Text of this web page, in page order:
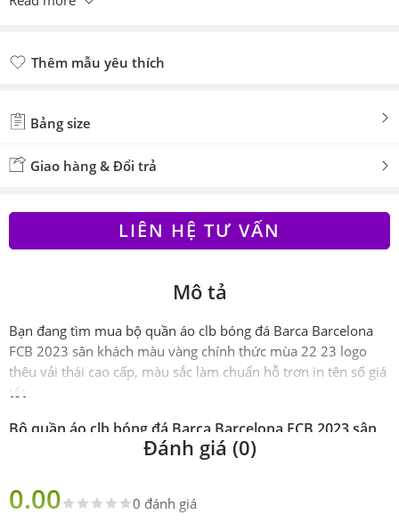
Thêm mẫu yêu thích
Bảng size
Giao hàng & Đổi trả
LIÊN HỆ TƯ VẤN
Mô tả
Bạn đang tìm mua bộ quần áo clb bóng đá Barca Barcelona
FCB 2023 sân khách màu vàng chính thức mùa 22 23 logo
thêu vải thái cao cấp, màu sắc làm chuẩn hỗ trơn in tên số giá
tốt
Bộ quần áo clb bóng đá Barca Barcelona FCB 2023 sân
khách màu vàng chính thức 22 23 logo thêu vải thái cao
Phiên
bản
Thaí
Đánh giá (0)
0.00 0 đánh giá